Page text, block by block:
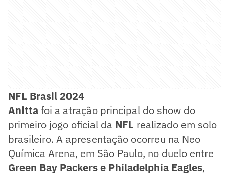
NFL Brasil 2024
Anittafoi a atração principal do show do
primeiro jogo oficial da NFL realizado em solo
brasileiro. A apresentação ocorreu na Neo
Química Arena, em São Paulo, no duelo entre
Green Bay Packers e Philadelphia Eagles,